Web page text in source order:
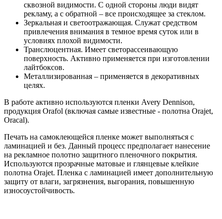
сквозной видимости. С одной стороны люди видят
рекламу, а с обратной – все происходящее за стеклом.
Зеркальная и светоотражающая. Служат средством
привлечения внимания в темное время суток или в
условиях плохой видимости.
Транслюцентная. Имеет светорассеивающую
поверхность. Активно применяется при изготовлении
лайтбоксов.
Металлизированная – применяется в декоративных
целях.
В работе активно используются пленки Avery Dennison,
продукция Orafol (включая самые известные - полотна Orajet,
Oracal).
Печать на самоклеющейся пленке может выполняться с
ламинацией и без. Данный процесс предполагает нанесение
на рекламное полотно защитного пленочного покрытия.
Используются прозрачные матовые и глянцевые клейкие
полотна Orajet. Пленка с ламинацией имеет дополнительную
защиту от влаги, загрязнения, выгорания, повышенную
износоустойчивость.